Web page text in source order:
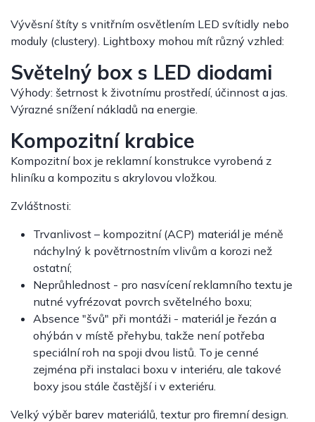
Vývěsní štíty s vnitřním osvětlením LED svítidly nebo
moduly (clustery). Lightboxy mohou mít různý vzhled:
Světelný box s LED diodami
Výhody: šetrnost k životnímu prostředí, účinnost a jas.
Výrazné snížení nákladů na energie.
Kompozitní krabice
Kompozitní box je reklamní konstrukce vyrobená z
hliníku a kompozitu s akrylovou vložkou.
Zvláštnosti:
Trvanlivost – kompozitní (ACP) materiál je méně
náchylný k povětrnostním vlivům a korozi než
ostatní;
Neprůhlednost - pro nasvícení reklamního textu je
nutné vyfrézovat povrch světelného boxu;
Absence "švů" při montáži - materiál je řezán a
ohýbán v místě přehybu, takže není potřeba
speciální roh na spoji dvou listů. To je cenné
zejména při instalaci boxu v interiéru, ale takové
boxy jsou stále častější i v exteriéru.
Velký výběr barev materiálů, textur pro firemní design.